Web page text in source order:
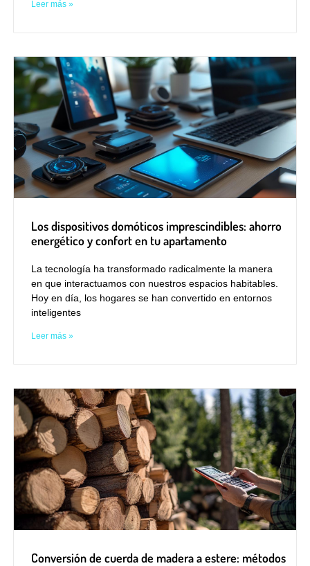
Leer más »
Los dispositivos domóticos imprescindibles: ahorro
energético y confort en tu apartamento
La tecnología ha transformado radicalmente la manera
en que interactuamos con nuestros espacios habitables.
Hoy en día, los hogares se han convertido en entornos
inteligentes
Leer más »
Conversión de cuerda de madera a estere: métodos